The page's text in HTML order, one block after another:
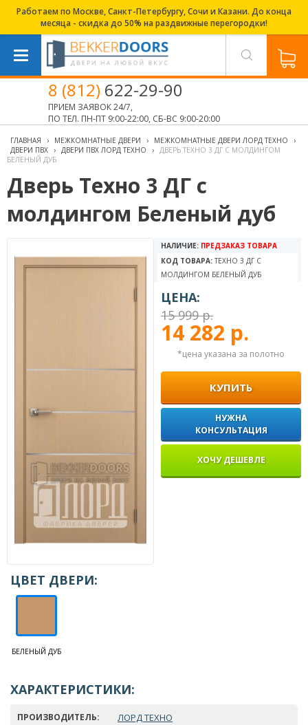
Работаем по Москве, Санкт-Петербургу, Сочи и Казани. До конца
месяца - скидка до 50% на раздвижные перегородки!
8 (812) 622-29-90
ПРИЕМ ЗАЯВОК 24/7,
ПО ТЕЛ. ПН-ПТ 9:00-22:00, СБ-ВС 9:00-20:00
ГЛАВНАЯ › МЕЖКОМНАТНЫЕ ДВЕРИ › МЕЖКОМНАТНЫЕ ДВЕРИ ЛОРД ТЕХНО
›
ДВЕРИ ПВХ
› ДВЕРИ ПВХ ЛОРД ТЕХНО › ДВЕРЬ ТЕХНО 3 ДГ С МОЛДИНГОМ
БЕЛЕНЫЙ ДУБ
Дверь Техно 3 ДГ с
молдингом Беленый дуб
НАЛИЧИЕ: ПРЕДЗАКАЗ ТОВАРА
КОД ТОВАРА: ТЕХНО 3 ДГ С
МОЛДИНГОМ БЕЛЕНЫЙ ДУБ
ЦЕНА:
15 999 р.
14 282 р.
*цена указана за полотно
КУПИТЬ
НУЖНА
КОНСУЛЬТАЦИЯ
ХОЧУ ДЕШЕВЛЕ
ЦВЕТ ДВЕРИ:
БЕЛЕНЫЙ ДУБ
ХАРАКТЕРИСТИКИ:
ПРОИЗВОДИТЕЛЬ: ЛОРД ТЕХНО